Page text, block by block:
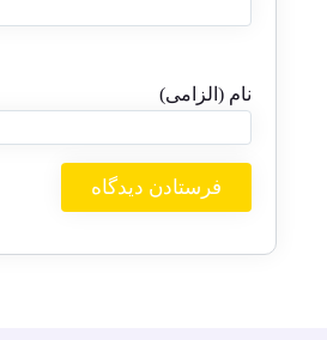
نام (الزامی)